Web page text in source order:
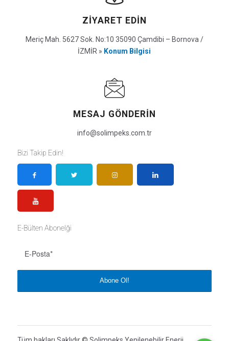
ZIYARET EDIN
Meriç Mah. 5627 Sok. No:10 35090 Çamdibi – Bornova /
İZMİR » Konum Bilgisi
MESAJ GÖNDERIN
info@solimpeks.com.tr
Bizi Takip Edin!
E-Bülten Abonelği